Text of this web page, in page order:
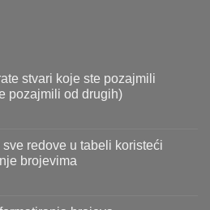
stvari koje ste pozajmili
pozajmili od drugih)
redove u tabeli koristeći
brojevima